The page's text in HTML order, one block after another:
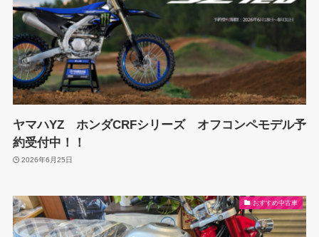
ヤマハYZ ホンダCRFシリーズ オフコンペモデル予
約受付中！！
2026年6月25日
おすすめ中古車